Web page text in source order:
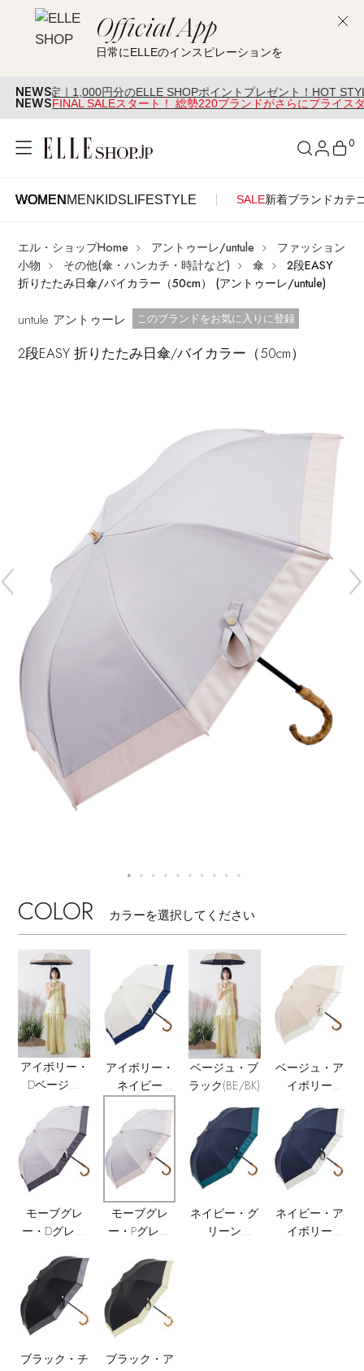
Official App
日常にELLEのインスピレーションを
NEWS
円分のELLE SHOPポイントプレゼント！HOT STYLE
NEWSFINAL SALEスタート！ 総勢220ブランドがさらにプライス
WOMEN MEN KIDS LIFESTYLE SALE新着ブランドカテ
0
WOMENMENKIDSLIFESTYLE
ITEMS
新着アイテム
最旬！トレンドワード
【予約】新作ウェアをチェック
【Tシャツ】デイリーに活躍
【日傘】完全遮光・軽量傘
【サンダル】ビーサンの季節！
【リネン】涼しい夏素材
【限定】ここでしか買えないアイテム
【ペプラム】トレンドシルエット
『ELLE』最新号掲載
【ジュエリー】シルバーでクールに
アイテム一覧
SALE
CATEGORY
ウェア
ブラウス・シャツ
カットソー・Tシャツ
ワンピース・チュニック
パンツ
スカート
ジャケット
ニット
コート
ルームウェア・パジャマ
サンダル
パンプス
スニーカー
フラットシューズ
レインシューズ
ブーツ
すべてのバッグ・財布
カゴバッグ
ショルダーバッグ
トートバッグ
ハンドバッグ
財布・小物
ボディバッグ・ウェストポーチ
クラッチバッグ
ボストンバッグ
スーツケース
ファッション小物
すべてのファッション小物
ストール・マフラー・ケープ
帽子・イヤーマフ
ヘアアクセサリー
スマートフォンケース・タブレットケース
アイウェア
ベルト
グローブ
レッグウェア
アクセサリー
すべてのアクセサリー
ピアス・イヤリング
ネックレス
バングル・ブレスレット
アンクレット
ランジェリー
すべてのランジェリー
ランジェリー
インナー
スポーツ
すべてのスポーツ
ウェア
シューズ
バッグ・小物
水着・スイムウェア
CONTENTS
特集一覧
NEW IN BRAND
BRAND NEWS
ログイン
はじめてご利用の方
新規会員登録
最新トレンドや限定アイテム、セール情報を
いち早くお届けします。
ご登録はこちら
SUPPORT
ご利用ガイド
カスタマーサポート
エル・ショップについて
お知らせ
SEE RESULTS
エル・ショップHome アントゥーレ/untule
ファッション
小物
その他(傘・ハンカチ・時計など) 傘
2段EASY
折りたたみ日傘/バイカラー（50cm） (アントゥーレ/untule)
untule アントゥーレ お気に入り済
このブランドをお気に入りに登録
2段EASY 折りたたみ日傘/バイカラー（50cm）
COLOR カラーを選択してください
アイボリー・
Dベージュ
(IV/DBE)
アイボリー・
ネイビー
ベージュ・ブ
ラック(BE/BK)
ベージュ・ア
イボリー
モーブグレ
ー・Dグレー
モーブグレ
ー・Pグレー
ネイビー・グ
リーン
ネイビー・ア
イボリー
ブラック・チ
ブラック・ア